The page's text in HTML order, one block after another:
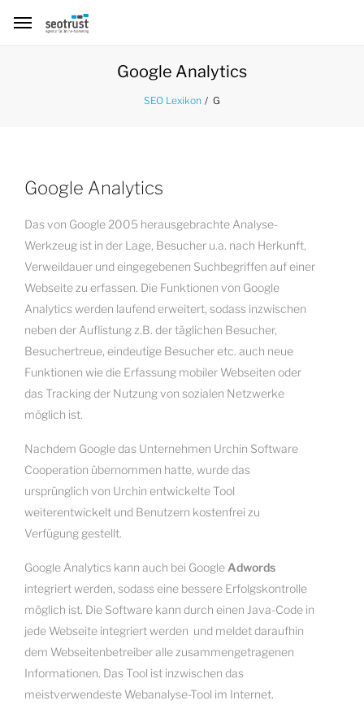
Google Analytics
SEO Lexikon G
Google Analytics
Das von Google 2005 herausgebrachte Analyse-
Werkzeug ist in der Lage, Besucher u.a. nach Herkunft,
Verweildauer und eingegebenen Suchbegriffen auf einer
Webseite zu erfassen. Die Funktionen von Google
Analytics werden laufend erweitert, sodass inzwischen
neben der Auflistung z.B. der täglichen Besucher,
Besuchertreue, eindeutige Besucher etc. auch neue
Funktionen wie die Erfassung mobiler Webseiten oder
das Tracking der Nutzung von sozialen Netzwerke
möglich ist.
Nachdem Google das Unternehmen Urchin Software
Cooperation übernommen hatte, wurde das
ursprünglich von Urchin entwickelte Tool
weiterentwickelt und Benutzern kostenfrei zu
Verfügung gestellt.
Google Analytics kann auch bei Google Adwords
integriert werden, sodass eine bessere Erfolgskontrolle
möglich ist. Die Software kann durch einen Java-Code in
jede Webseite integriert werden und meldet daraufhin
dem Webseitenbetreiber alle zusammengetragenen
Informationen. Das Tool ist inzwischen das
meistverwendeste Webanalyse-Tool im Internet.